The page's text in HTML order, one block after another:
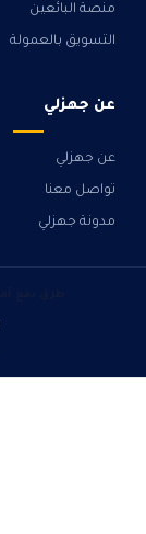
منصة البائعين
التسويق بالعمولة
عن جهزلي
عن جهزلي
تواصل معنا
مدونة جهزلي